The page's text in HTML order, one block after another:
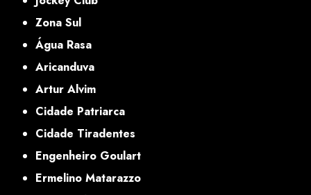
Zona Sul
Água Rasa
Aricanduva
Artur Alvim
Cidade Patriarca
Cidade Tiradentes
Engenheiro Goulart
Ermelino Matarazzo